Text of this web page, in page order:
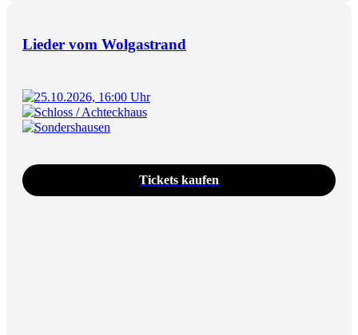
Lieder vom Wolgastrand
25.10.2026, 16:00 Uhr
Schloss / Achteckhaus
Sondershausen
Tickets kaufen